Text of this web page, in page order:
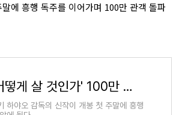
에 흥행 독주를 이어가며 100만 관객 돌파
[박스오피스] '그대들은 어떻게 살 것인가' 100만 관객 눈앞 | 연합뉴스
하야오 감독의 신작이 개봉 첫 주말에 흥행